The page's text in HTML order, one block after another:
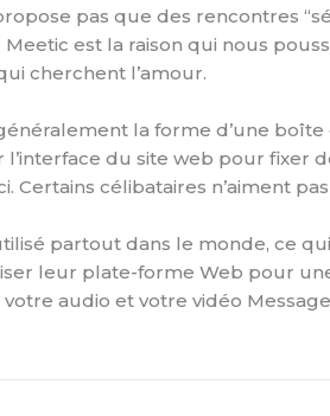
pas que des rencontres
Meetic est la raison qui nous
cherchent l’amour.
la forme d’une
l’interface du site web pour fixer
Certains célibataires n’aiment
partout dans le monde, ce
leur plate-forme Web pour
audio et votre vidéo